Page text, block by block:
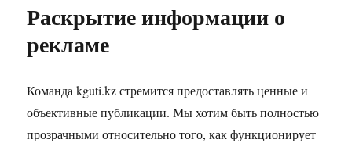
Раскрытие информации о
рекламе
Команда kguti.kz стремится предоставлять ценные и
объективные публикации. Мы хотим быть полностью
прозрачными относительно того, как функционирует